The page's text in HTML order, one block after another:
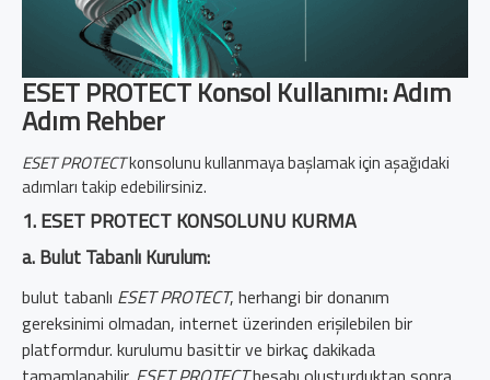
ESET PROTECT Konsol Kullanımı: Adım
Adım Rehber
ESET PROTECTkonsolunu kullanmaya başlamak için aşağıdaki
adımları takip edebilirsiniz.
1. ESET PROTECT KONSOLUNU KURMA
a. Bulut Tabanlı Kurulum:
bulut tabanlı ESET PROTECT, herhangi bir donanım
gereksinimi olmadan, internet üzerinden erişilebilen bir
platformdur. kurulumu basittir ve birkaç dakikada